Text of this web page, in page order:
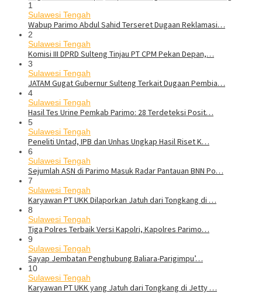
1
Sulawesi Tengah
Wabup Parimo Abdul Sahid Terseret Dugaan Reklamasi…
2
Sulawesi Tengah
Komisi III DPRD Sulteng Tinjau PT CPM Pekan Depan,…
3
Sulawesi Tengah
JATAM Gugat Gubernur Sulteng Terkait Dugaan Pembia…
4
Sulawesi Tengah
Hasil Tes Urine Pemkab Parimo: 28 Terdeteksi Posit…
5
Sulawesi Tengah
Peneliti Untad, IPB dan Unhas Ungkap Hasil Riset K…
6
Sulawesi Tengah
Sejumlah ASN di Parimo Masuk Radar Pantauan BNN Po…
7
Sulawesi Tengah
Karyawan PT UKK Dilaporkan Jatuh dari Tongkang di …
8
Sulawesi Tengah
Tiga Polres Terbaik Versi Kapolri, Kapolres Parimo…
9
Sulawesi Tengah
Sayap Jembatan Penghubung Baliara-Parigimpu’…
10
Sulawesi Tengah
Karyawan PT UKK yang Jatuh dari Tongkang di Jetty …